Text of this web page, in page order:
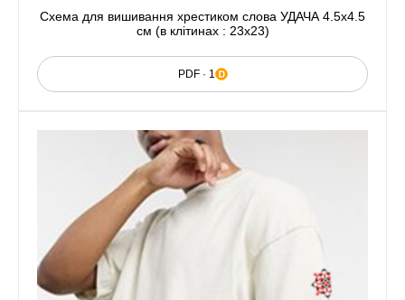
Схема для вишивання хрестиком слова УДАЧА 4.5x4.5
см (в клітинах : 23x23)
PDF · 1